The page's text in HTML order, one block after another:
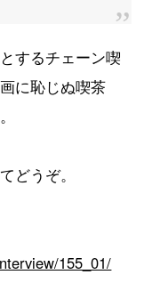
するチェーン喫
に恥じぬ喫茶
どうぞ。
155_01/